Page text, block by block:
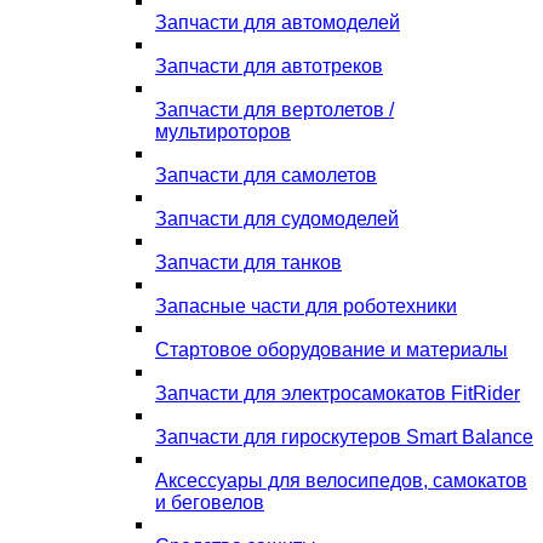
Запчасти для автомоделей
Запчасти для автотреков
Запчасти для вертолетов /
мультироторов
Запчасти для самолетов
Запчасти для судомоделей
Запчасти для танков
Запасные части для роботехники
Стартовое оборудование и материалы
Запчасти для электросамокатов FitRider
Запчасти для гироскутеров Smart Balance
Аксессуары для велосипедов, самокатов
и беговелов